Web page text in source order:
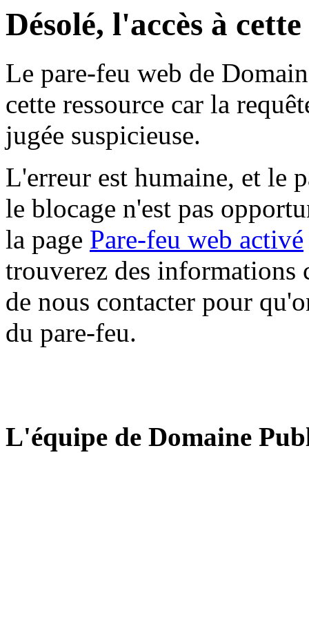
Désolé, l'accès à
Le pare-feu web de
cette ressource car la
jugée suspicieuse.
L'erreur est humaine, et le
le blocage n'est pas
la page Pare-feu web activé
trouverez des informations
de nous contacter pour
du pare-feu.
L'équipe de Domaine